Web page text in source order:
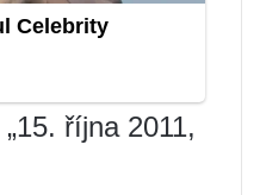
„15. října 2011,